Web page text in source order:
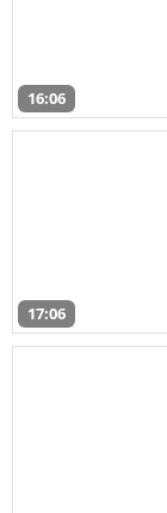
16:06
17:06